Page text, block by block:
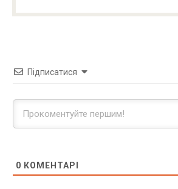
Підписатися
0 КОМЕНТАРІ